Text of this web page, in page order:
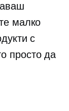
малко
с
просто да